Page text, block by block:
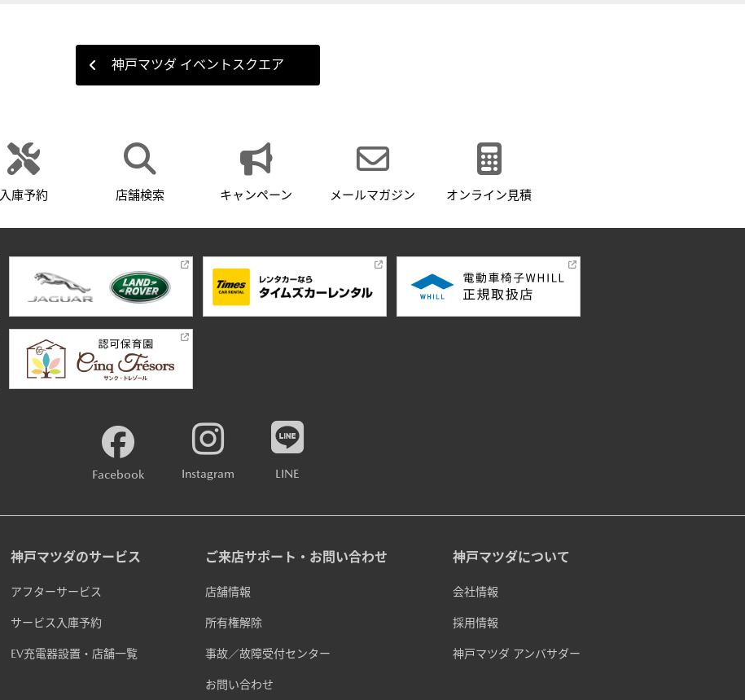
神戸マツダ イベントスクエア
入庫予約 店舗検索 キャンペーン メールマガジン オンライン見積
Facebook Instagram LINE
神戸マツダのサービス
アフターサービス
サービス入庫予約
EV充電器設置・店舗一覧
ご来店サポート・お問い合わせ
店舗情報
所有権解除
事故／故障受付センター
お問い合わせ
神戸マツダについて
会社情報
採用情報
神戸マツダ アンバサダー